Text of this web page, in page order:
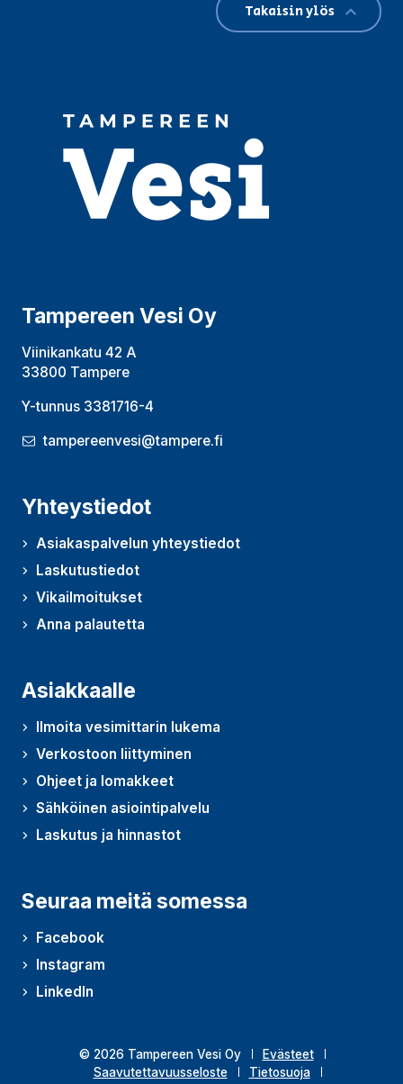
Tampereen Vesi Oy
Viinikankatu 42 A
33800 Tampere
Y-tunnus 3381716-4
tampereenvesi@tampere.fi
Yhteystiedot
Asiakaspalvelun yhteystiedot
Laskutustiedot
Vikailmoitukset
Anna palautetta
(Avautuu uudessa ikkunassa)
Asiakkaalle
Ilmoita vesimittarin lukema
Verkostoon liittyminen
Ohjeet ja lomakkeet
Sähköinen asiointipalvelu
Laskutus ja hinnastot
Seuraa meitä somessa
Facebook
Instagram
LinkedIn
© 2026 Tampereen Vesi Oy
Evästeet
Saavutettavuusseloste
Tietosuoja
Takaisin ylös